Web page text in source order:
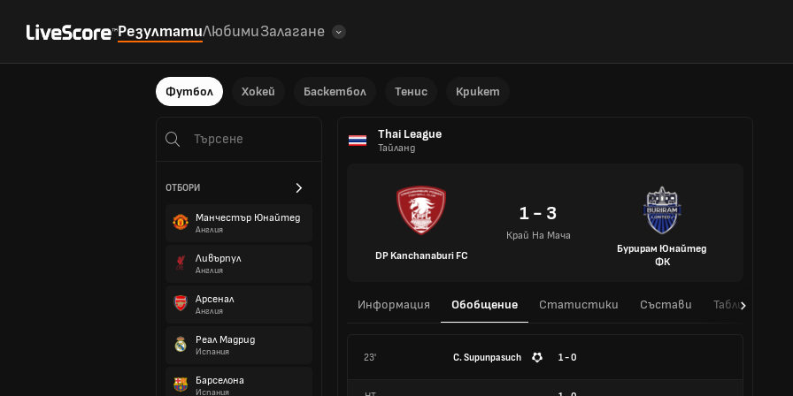
РезултатиЛюбимиЗалагане
Футбол Хокей Баскетбол Тенис Крикет
ОТБОРИ
Манчестър Юнайтед
Англия
Ливърпул
Англия
Арсенал
Англия
Реал Мадрид
Испания
Барселона
Испания
Thai League
Тайланд
DP Kanchanaburi FC
1 - 3
Край На Мача
Бурирам Юнайтед
ФК
Информация Обобщение Статистики Състави Таблица
23' C. Supunpasuch 1 - 0